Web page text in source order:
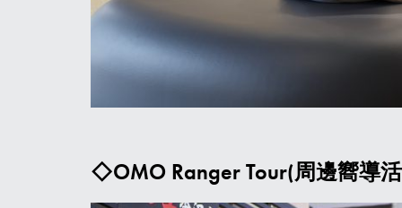
◇OMO Ranger Tour(周邊嚮導